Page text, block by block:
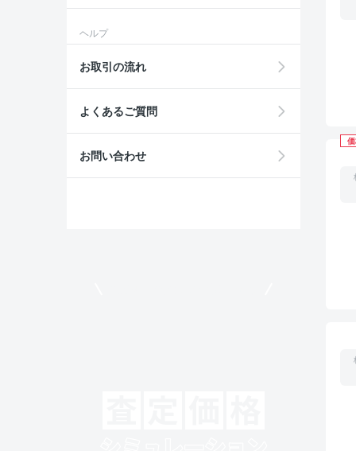
ヘルプ
お取引の流れ
よくあるご質問
お問い合わせ